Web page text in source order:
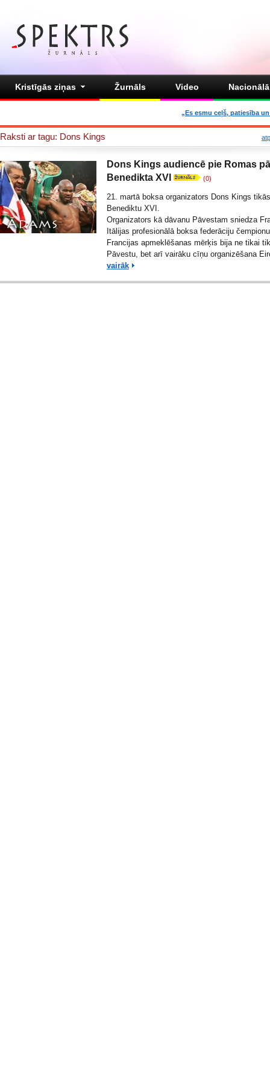
Kristīgās ziņas Žurnāls Video
„Es esmu ceļš, patiesība
Raksti ar tagu: Dons Kings
Dons Kings audiencē pie Romas
Benedikta XVI
(0)
21. martā boksa organizators Dons Kings
Benediktu XVI.
Organizators kā dāvanu Pāvestam sniedza
Itālijas profesionālā boksa federāciju
Francijas apmeklēšanas mērķis bija ne tikai
Pāvestu, bet arī vairāku cīņu organizēšana
vairāk